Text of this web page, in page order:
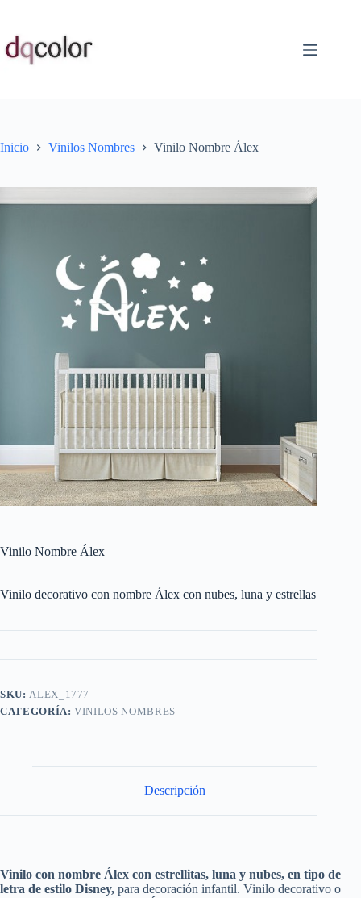
contenido
Inicio Vinilos Nombres Vinilo Nombre Álex
Vinilo Nombre Álex
Vinilo decorativo con nombre Álex con nubes, luna y estrellas
SKU: ALEX_1777
CATEGORÍA:VINILOS NOMBRES
Descripción
Vinilo con nombre Álex con estrellitas, luna y nubes, en tipo de
letra de estilo Disney, para decoración infantil. Vinilo decorativo o